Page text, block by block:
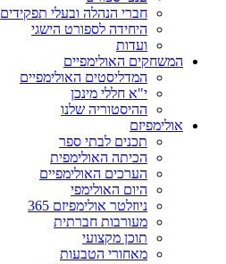
חברי הנהלה ובעלי תפקידים
היחידה לספורט הישגי
ועדות
המשחקים האולימפיים
המדליסטים האולימפיים
י"א חללי מינכן
ההיסטוריה שלנו
אולימפיזם
תכנים לבתי ספר
הכיתה האולימפית
הערכים האולימפיים
היום האולימפי
ניוזלטר אולימפיזם 365
מעורבות חברתית
תוכן מקצועי
מאחורי הטבעות